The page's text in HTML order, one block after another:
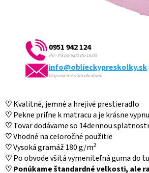
0951 942 124
Po - Pá od 6:00 do 16:00
info@oblieckypreskolky.sk
Odpovieme vám obratom!
♡Kvalitné, jemné a hrejivé prestieradlo
♡Pekne priľne k matracu a je krásne
♡Tovar dodávame so 14dennou
♡Vhodné na celoročné použitie
♡Vysoká gramáž 180 g/m2
♡Po obvode všitá vymeniteľná guma do
♡Ponúkame štandardné veľkosti, ale